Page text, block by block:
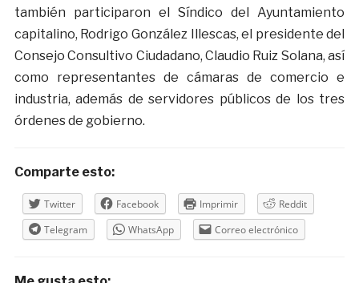
también participaron el Síndico del Ayuntamiento
capitalino, Rodrigo González Illescas, el presidente del
Consejo Consultivo Ciudadano, Claudio Ruiz Solana, así
como representantes de cámaras de comercio e
industria, además de servidores públicos de los tres
órdenes de gobierno.
Comparte esto:
Twitter Facebook Imprimir
Reddit
Telegram
WhatsApp Correo electrónico